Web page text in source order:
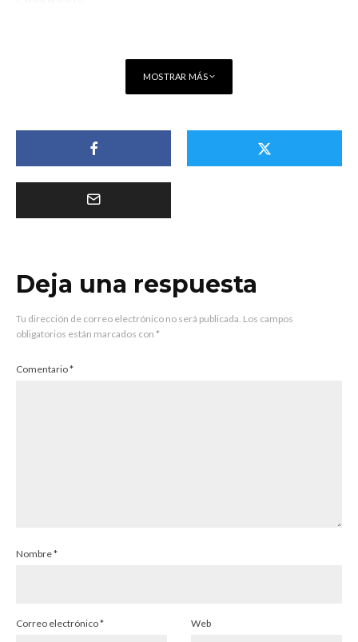
MOSTRAR MÁS
Deja una respuesta
Tu dirección de correo electrónico no será publicada. Los campos
obligatorios están marcados con *
Comentario*
Nombre*
Correo electrónico* Web